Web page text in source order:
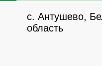
с. Антушево,
область